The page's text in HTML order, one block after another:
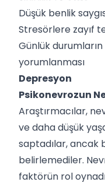
Düşük benlik
Stresörlere zayıf
Günlük
yorumlanması
Depresyon
Psikonevrozun
Araştırmacılar,
ve daha düşük
saptadılar, ancak
belirlemediler.
faktörün rol